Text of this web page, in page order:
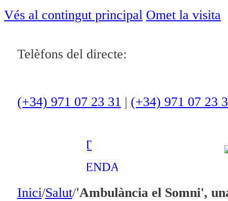
Vés al contingut principal Omet la visita
Telèfons del directe:
(+34) 971 07 23 31 | (+34) 971 07 23
ACTUALITAT
OCI
ENTREVISTES
AMBIENT
AGENDA
En directe
Inici/Salut/'Ambulància el Somni',